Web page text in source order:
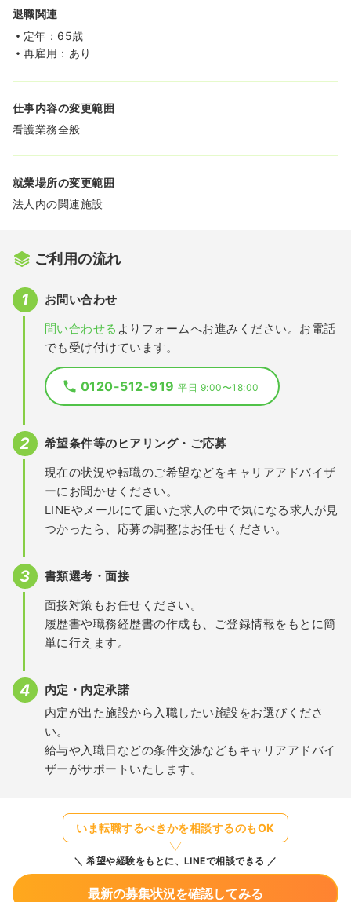
退職関連
定年：65歳
再雇用：あり
仕事内容の変更範囲
看護業務全般
就業場所の変更範囲
法人内の関連施設
ご利用の流れ
お問い合わせ
問い合わせる よりフォームへお進みください。お電話
でも受け付けています。
0120-512-919平日 9:00〜18:00
希望条件等のヒアリング・ご応募
現在の状況や転職のご希望などをキャリアアドバイザ
ーにお聞かせください。
LINEやメールにて届いた求人の中で気になる求人が見
つかったら、応募の調整はお任せください。
書類選考・面接
面接対策もお任せください。
履歴書や職務経歴書の作成も、ご登録情報をもとに簡
単に行えます。
内定・内定承諾
内定が出た施設から入職したい施設をお選びくださ
い。
給与や入職日などの条件交渉などもキャリアアドバイ
ザーがサポートいたします。
いま転職するべきかを相談するのもOK
希望や経験をもとに、LINEで相談できる
最新の募集状況を確認してみる